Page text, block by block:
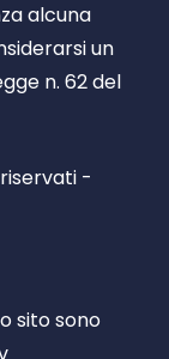
alcuna
un
n. 62 del
-
sito sono